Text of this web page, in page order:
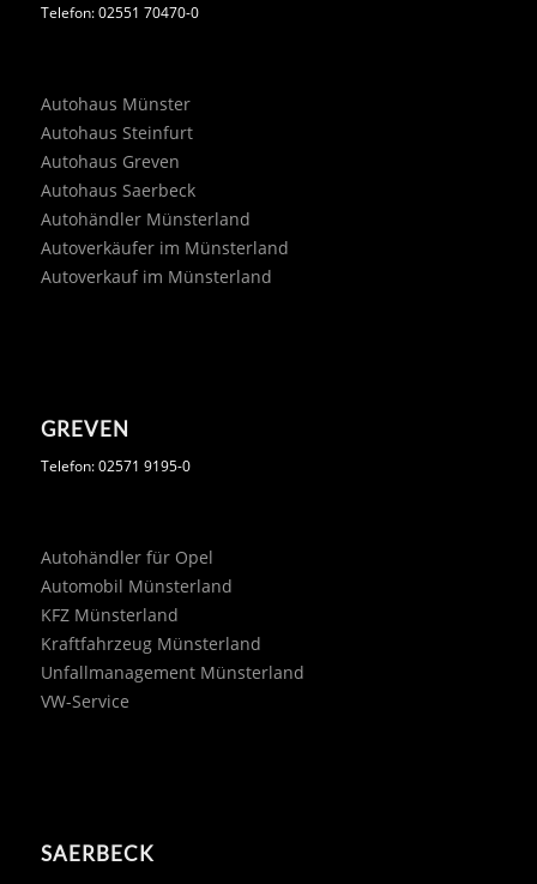
Telefon: 02551 70470-0
Autohaus Münster
Autohaus Steinfurt
Autohaus Greven
Autohaus Saerbeck
Autohändler Münsterland
Autoverkäufer im Münsterland
Autoverkauf im Münsterland
GREVEN
Telefon: 02571 9195-0
Autohändler für Opel
Automobil Münsterland
KFZ Münsterland
Kraftfahrzeug Münsterland
Unfallmanagement Münsterland
VW-Service
SAERBECK